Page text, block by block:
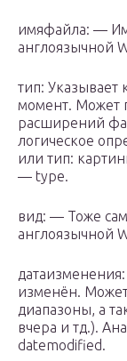
имяфайла: —
англоязычной
тип: Указывает
момент. Может
расширений
логическое
или тип:
— type.
вид: — Тоже
англоязычной
изменён.
диапазоны, а
вчера и тд.).
datemodified.